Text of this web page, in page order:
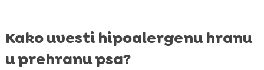
Kako uvesti hipoalergenu hranu
u prehranu psa?